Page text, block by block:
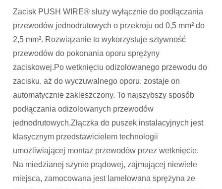
Zacisk PUSH WIRE® służy wyłącznie do podłączania
przewodów jednodrutowych o przekroju od 0,5 mm² do
2,5 mm². Rozwiązanie to wykorzystuje sztywność
przewodów do pokonania oporu sprężyny
zaciskowej.Po wetknięciu odizolowanego przewodu do
zacisku, aż do wyczuwalnego oporu, zostaje on
automatycznie zakleszczony. To najszybszy sposób
podłączania odizolowanych przewodów
jednodrutowych.Złączka do puszek instalacyjnych jest
klasycznym przedstawicielem technologii
umożliwiającej montaż przewodów przez wetknięcie.
Na miedzianej szynie prądowej, zajmującej niewiele
miejsca, zamocowana jest lamelowana sprężyna ze